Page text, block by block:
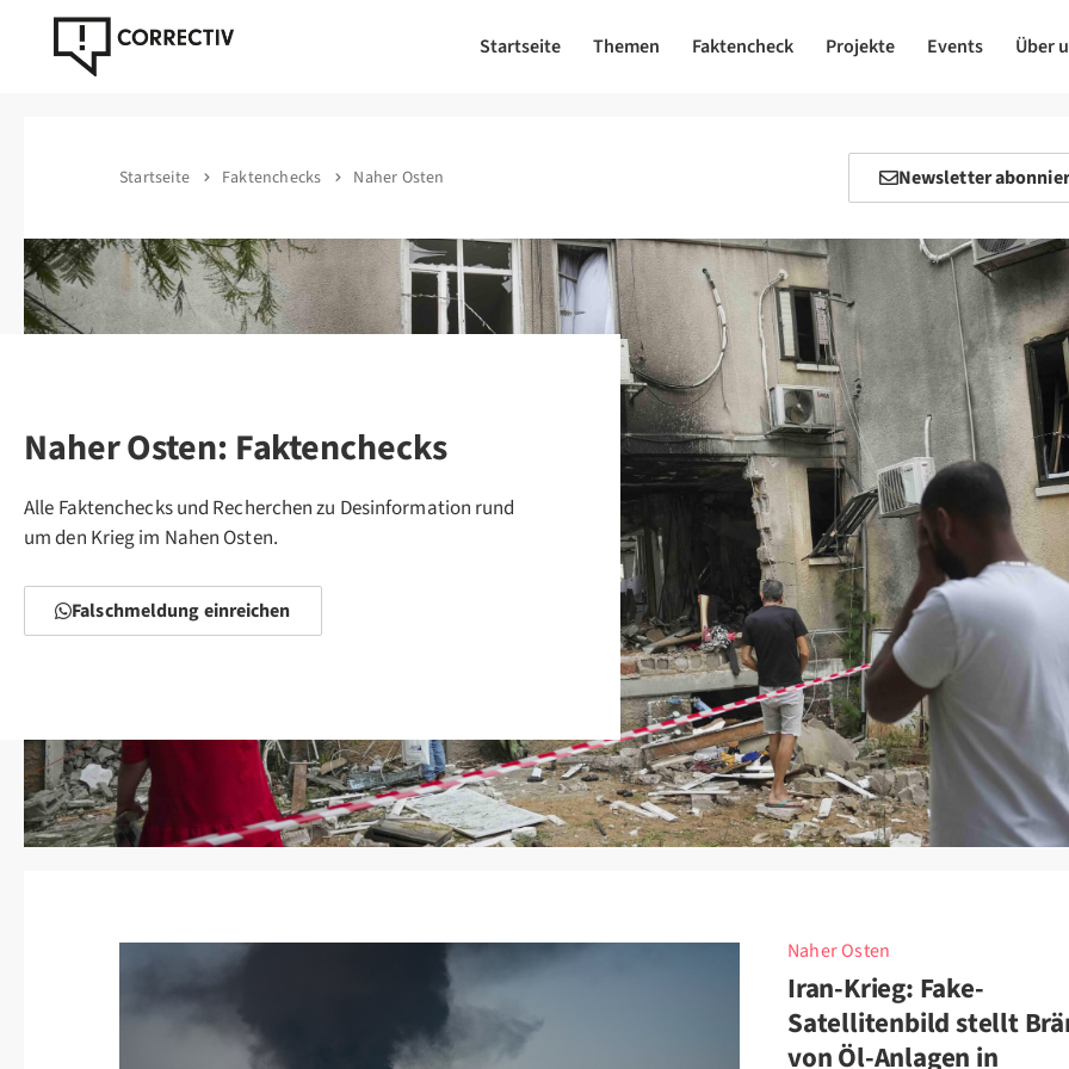
Startseite Themen Faktencheck Projekte Events Über
Startseite Faktenchecks Naher Osten Newsletter
Naher Osten: Faktenchecks
Alle Faktenchecks und Recherchen zu Desinformation rund
um den Krieg im Nahen Osten.
Falschmeldung einreichen
Naher Osten
Iran-Krieg: Fake-
Satellitenbild stellt
von Öl-Anlagen in